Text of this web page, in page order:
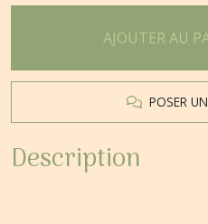
AJOUTER AU
POSER
Description